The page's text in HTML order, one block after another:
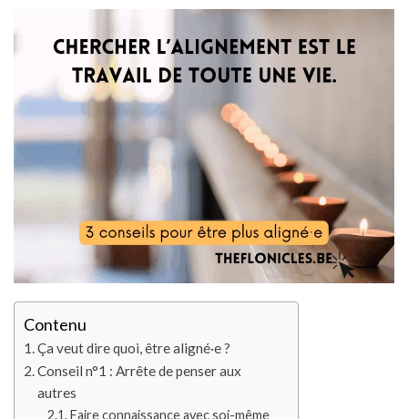
Contenu
Ça veut dire quoi, être aligné·e ?
Conseil n°1 : Arrête de penser aux
autres
Faire connaissance avec soi-même